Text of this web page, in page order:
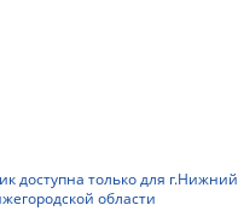
доступна только для г.Нижний
области